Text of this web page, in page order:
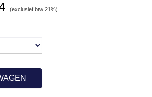
(exclusief btw 21%)